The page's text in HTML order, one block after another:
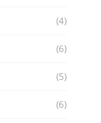
(4)
(6)
(5)
(6)